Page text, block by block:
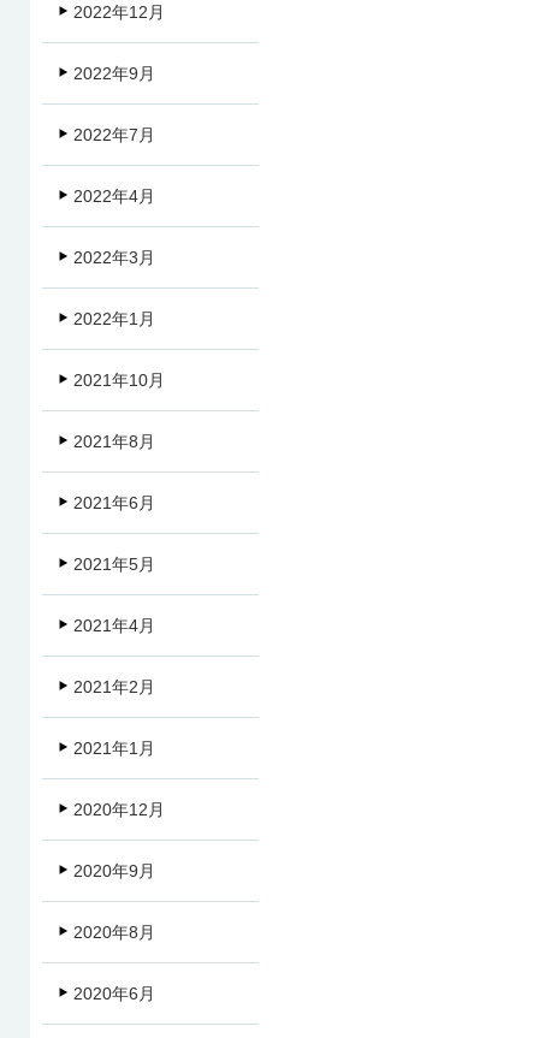
2022年12月
2022年9月
2022年7月
2022年4月
2022年3月
2022年1月
2021年10月
2021年8月
2021年6月
2021年5月
2021年4月
2021年2月
2021年1月
2020年12月
2020年9月
2020年8月
2020年6月